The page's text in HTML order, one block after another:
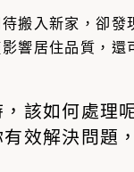
搬入新家，卻發
響居住品質，還
該如何處理
效解決問題